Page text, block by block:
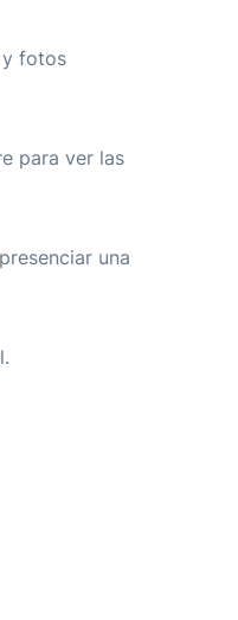
y fotos
para ver las
una